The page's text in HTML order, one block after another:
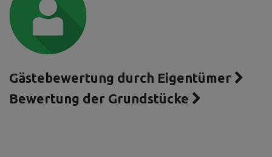
Gästebewertung durch Eigentümer
Bewertung der Grundstücke